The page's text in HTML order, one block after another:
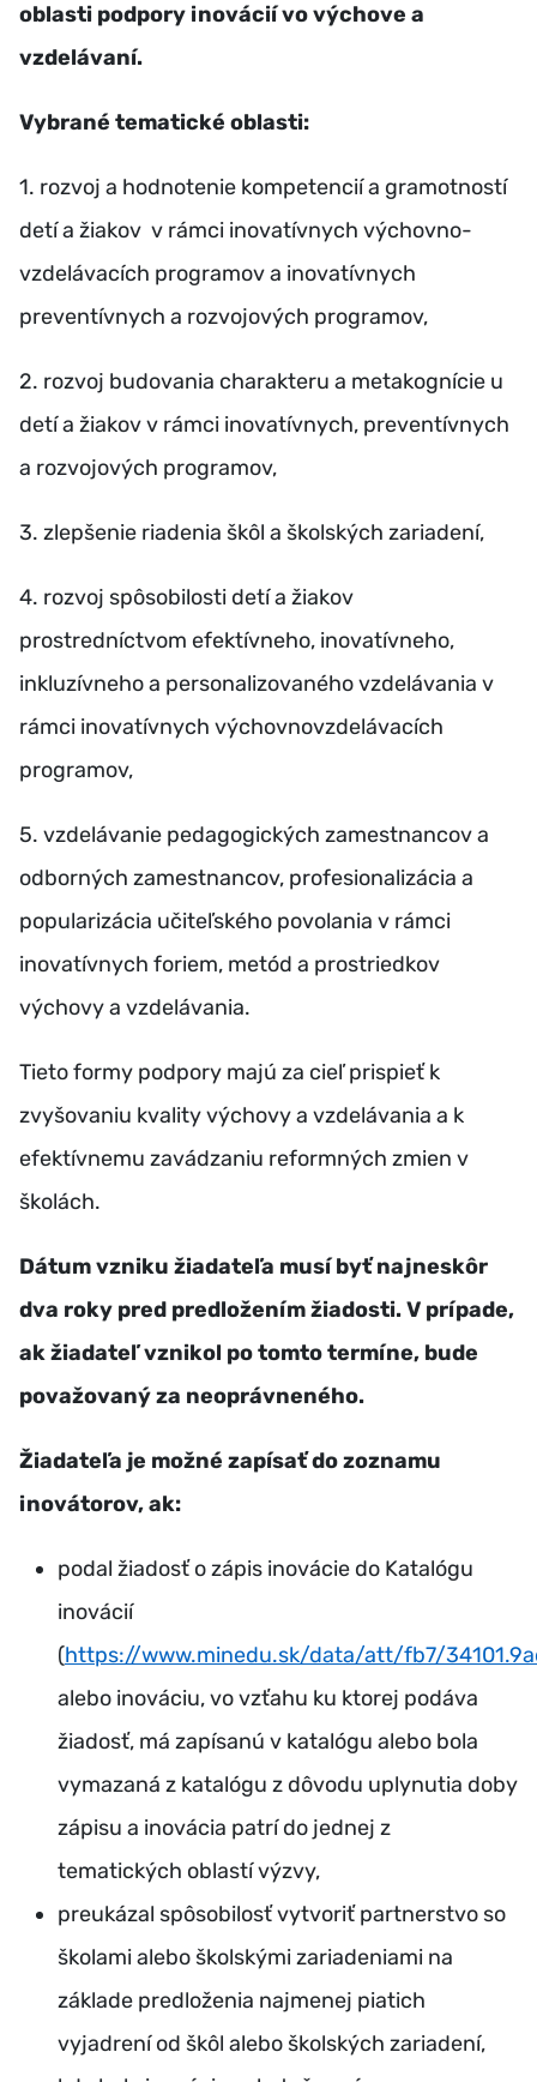
oblasti podpory inovácií vo výchove a
vzdelávaní.
Vybrané tematické oblasti:
1. rozvoj a hodnotenie kompetencií a gramotností
detí a žiakov v rámci inovatívnych výchovno-
vzdelávacích programov a inovatívnych
preventívnych a rozvojových programov,
2. rozvoj budovania charakteru a metakognície u
detí a žiakov v rámci inovatívnych, preventívnych
a rozvojových programov,
3. zlepšenie riadenia škôl a školských zariadení,
4. rozvoj spôsobilosti detí a žiakov
prostredníctvom efektívneho, inovatívneho,
inkluzívneho a personalizovaného vzdelávania v
rámci inovatívnych výchovnovzdelávacích
programov,
5. vzdelávanie pedagogických zamestnancov a
odborných zamestnancov, profesionalizácia a
popularizácia učiteľského povolania v rámci
inovatívnych foriem, metód a prostriedkov
výchovy a vzdelávania.
Tieto formy podpory majú za cieľ prispieť k
zvyšovaniu kvality výchovy a vzdelávania a k
efektívnemu zavádzaniu reformných zmien v
školách.
Dátum vzniku žiadateľa musí byť najneskôr
dva roky pred predložením žiadosti. V prípade,
ak žiadateľ vznikol po tomto termíne, bude
považovaný za neoprávneného.
Žiadateľa je možné zapísať do zoznamu
inovátorov, ak:
podal žiadosť o zápis inovácie do Katalógu
inovácií
(https://www.minedu.sk/data/att/fb7/
alebo inováciu, vo vzťahu ku ktorej podáva
žiadosť, má zapísanú v katalógu alebo bola
vymazaná z katalógu z dôvodu uplynutia doby
zápisu a inovácia patrí do jednej z
tematických oblastí výzvy,
preukázal spôsobilosť vytvoriť partnerstvo so
školami alebo školskými zariadeniami na
základe predloženia najmenej piatich
vyjadrení od škôl alebo školských zariadení,